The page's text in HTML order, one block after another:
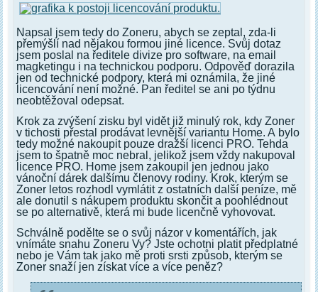
Napsal jsem tedy do Zoneru, abych se zeptal, zda-li
přemýšlí nad nějakou formou jiné licence. Svůj dotaz
jsem poslal na ředitele divize pro software, na email
magketingu i na technickou podporu. Odpověď dorazila
jen od technické podpory, která mi oznámila, že jiné
licencování není možné. Pan ředitel se ani po týdnu
neobtěžoval odepsat.
Krok za zvýšení zisku byl vidět již minulý rok, kdy Zoner
v tichosti přestal prodávat levnější variantu Home. A bylo
tedy možné nakoupit pouze dražší licenci PRO. Tehda
jsem to špatně moc nebral, jelikož jsem vždy nakupoval
licence PRO. Home jsem zakoupil jen jednou jako
vánoční dárek dalšímu členovy rodiny. Krok, kterým se
Zoner letos rozhodl vymlátit z ostatních další peníze, mě
ale donutil s nákupem produktu skončit a poohlédnout
se po alternativě, která mi bude licenčně vyhovovat.
Schválně podělte se o svůj názor v komentářích, jak
vnímáte snahu Zoneru Vy? Jste ochotni platit předplatné
nebo je Vám tak jako mě proti srsti způsob, kterým se
Zoner snaží jen získat více a více peněz?